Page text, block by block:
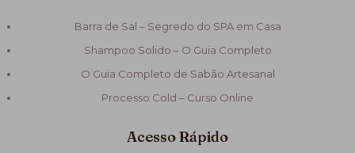
Barra de Sal – Segredo do SPA em Casa
Shampoo Solido – O Guia Completo
O Guia Completo de Sabão Artesanal
Processo Cold – Curso Online
Acesso Rápido